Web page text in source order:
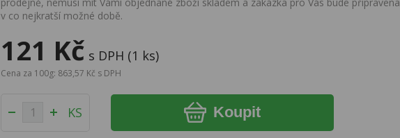
v co nejkratší možné době.
121 Kč s DPH (1 ks)
Cena za 100g: 863,57 Kč s DPH
KS Koupit